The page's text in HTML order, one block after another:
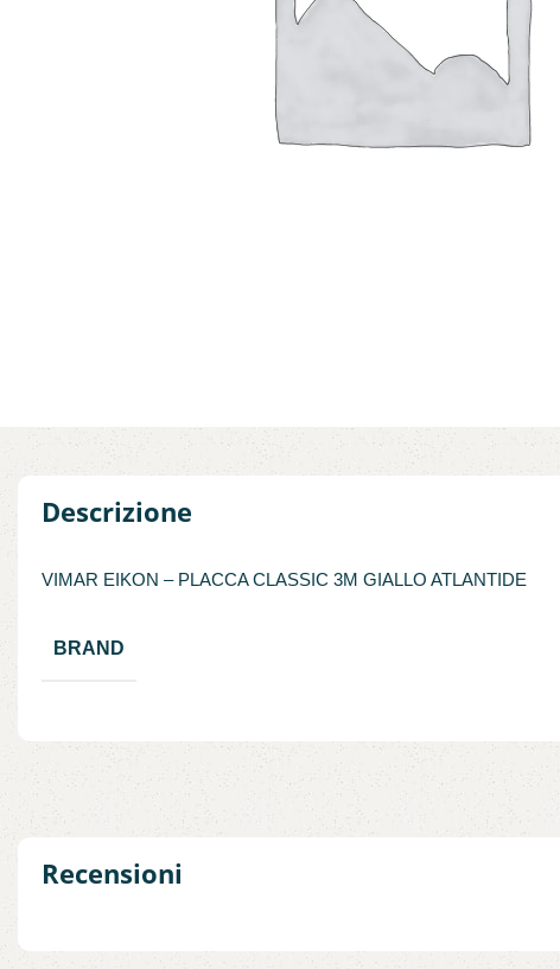
Descrizione
VIMAR EIKON – PLACCA CLASSIC 3M GIALLO ATLANTIDE
BRAND
Recensioni